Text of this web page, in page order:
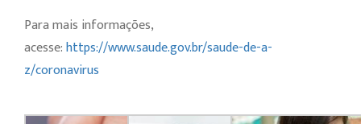
Para mais informações,
acesse:https://www.saude.gov.br/saude-de-a-
z/coronavirus